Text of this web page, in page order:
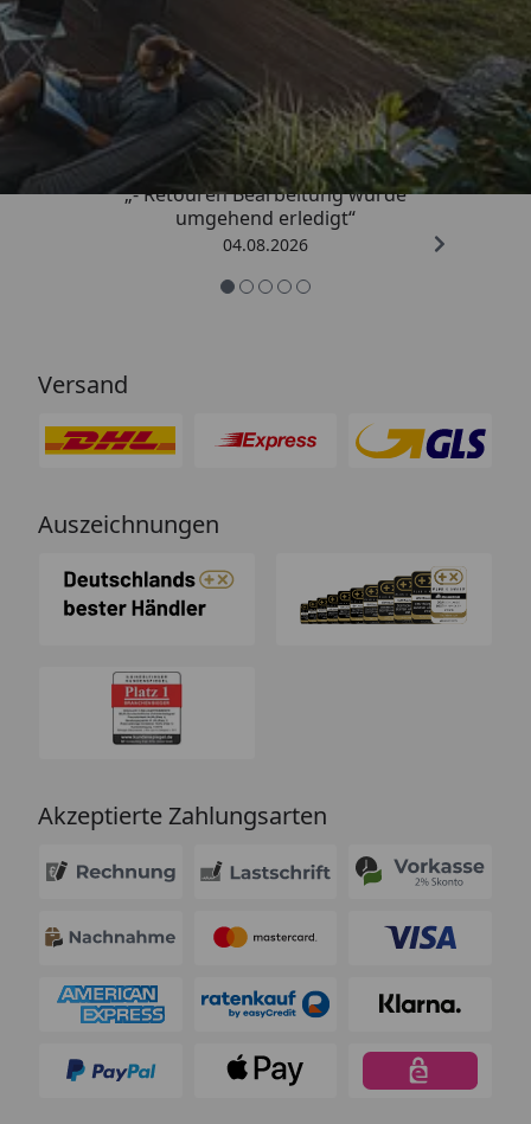
Trusted Shops
4,81/ 5
„- Retouren Bearbeitung wurde
umgehend erledigt“
04.08.2026
Versand
Auszeichnungen
Akzeptierte Zahlungsarten